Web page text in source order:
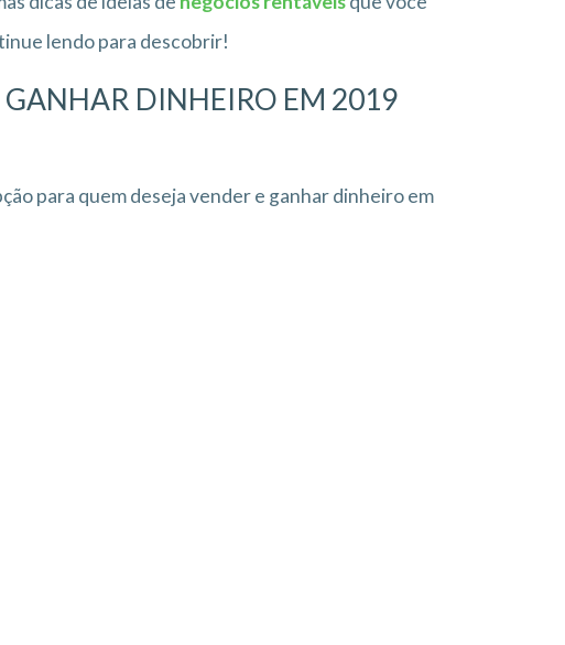
lendo para descobrir!
GANHAR DINHEIRO EM 2019
para quem deseja vender e ganhar dinheiro em